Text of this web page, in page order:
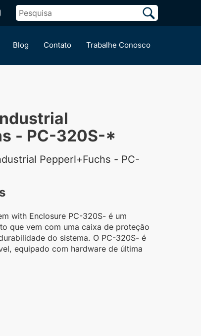
Blog Contato Trabalhe Conosco
- PC-320S-*
Pepperl+Fuchs - PC-
with Enclosure PC-320S- é um
que vem com uma caixa de proteção
do sistema. O PC-320S- é
equipado com hardware de última